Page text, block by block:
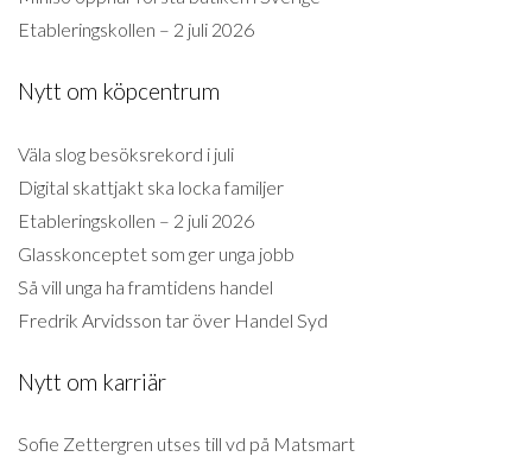
Etableringskollen – 2 juli 2026
Nytt om köpcentrum
Väla slog besöksrekord i juli
Digital skattjakt ska locka familjer
Etableringskollen – 2 juli 2026
Glasskonceptet som ger unga jobb
Så vill unga ha framtidens handel
Fredrik Arvidsson tar över Handel Syd
Nytt om karriär
Sofie Zettergren utses till vd på Matsmart